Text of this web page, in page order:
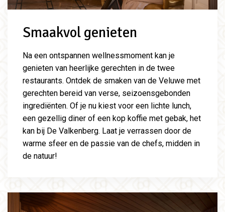
Smaakvol genieten
Na een ontspannen wellnessmoment kan je
genieten van heerlijke gerechten in de twee
restaurants. Ontdek de smaken van de Veluwe met
gerechten bereid van verse, seizoensgebonden
ingrediënten. Of je nu kiest voor een lichte lunch,
een gezellig diner of een kop koffie met gebak, het
kan bij De Valkenberg. Laat je verrassen door de
warme sfeer en de passie van de chefs, midden in
de natuur!